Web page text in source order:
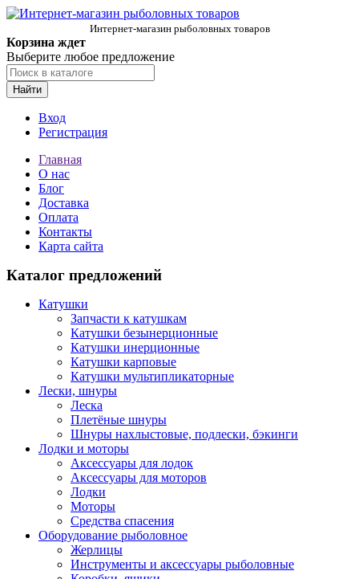
Интернет-магазин рыболовных товаров
Корзина ждет
Выберите любое предложение
Найти
Вход
Регистрация
Главная
О нас
Блог
Доставка
Оплата
Контакты
Карта сайта
Каталог предложений
Катушки
Запчасти к катушкам
Катушки безынерционные
Катушки инерционные
Катушки карповые
Катушки мультипликаторные
Лески, шнуры
Леска
Плетёные шнуры
Шнуры нахлыстовые, подлески, бэкинги
Лодки и моторы
Аксессуары для лодок
Аксессуары для моторов
Лодки
Моторы
Средства спасения
Оборудование рыболовное
Жерлицы
Инструменты и аксессуары рыболовные